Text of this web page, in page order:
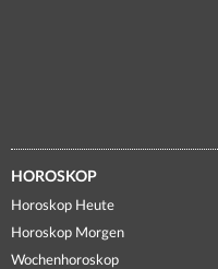
HOROSKOP
Horoskop Heute
Horoskop Morgen
Wochenhoroskop